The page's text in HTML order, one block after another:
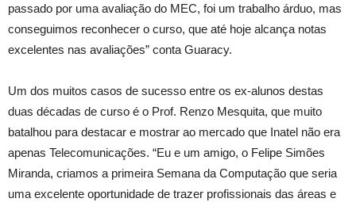
passado por uma avaliação do MEC, foi um trabalho árduo, mas
conseguimos reconhecer o curso, que até hoje alcança notas
excelentes nas avaliações” conta Guaracy.
Um dos muitos casos de sucesso entre os ex-alunos destas
duas décadas de curso é o Prof. Renzo Mesquita, que muito
batalhou para destacar e mostrar ao mercado que Inatel não era
apenas Telecomunicações. “Eu e um amigo, o Felipe Simões
Miranda, criamos a primeira Semana da Computação que seria
uma excelente oportunidade de trazer profissionais das áreas e